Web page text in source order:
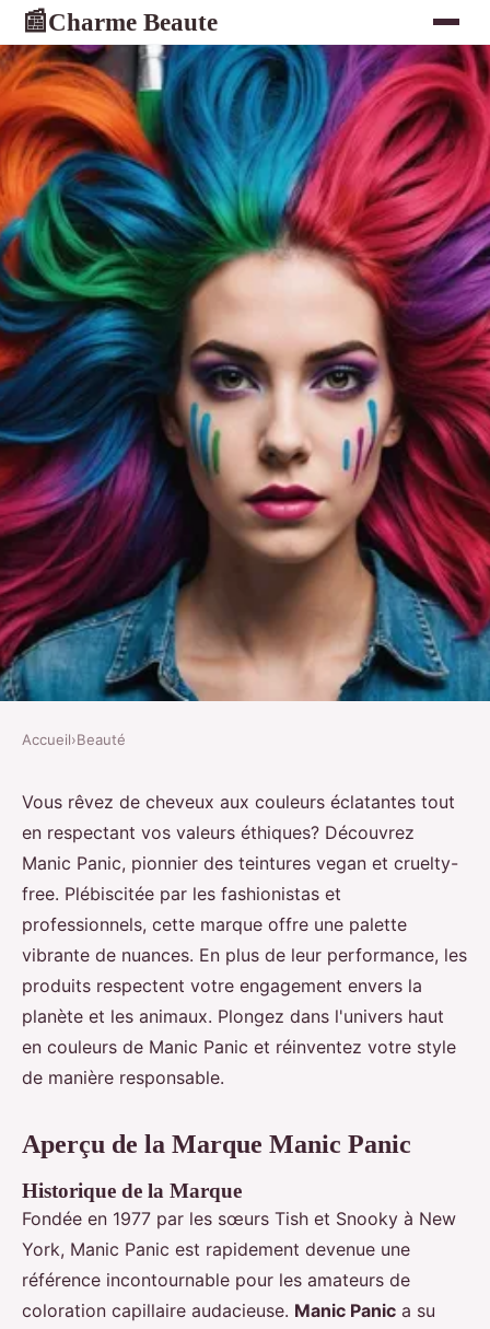
📰Charme Beaute
Découvrez manic panic :
couleurs vibrantes et éthiques
Gabin •16 septembre 2024 •6 min de lecture
Accueil›Beauté
Vous rêvez de cheveux aux couleurs éclatantes tout
en respectant vos valeurs éthiques? Découvrez
Manic Panic, pionnier des teintures vegan et cruelty-
free. Plébiscitée par les fashionistas et
professionnels, cette marque offre une palette
vibrante de nuances. En plus de leur performance, les
produits respectent votre engagement envers la
planète et les animaux. Plongez dans l'univers haut
en couleurs de Manic Panic et réinventez votre style
de manière responsable.
Aperçu de la Marque Manic Panic
Historique de la Marque
Fondée en 1977 par les sœurs Tish et Snooky à New
York, Manic Panic est rapidement devenue une
référence incontournable pour les amateurs de
coloration capillaire audacieuse. Manic Panic a su